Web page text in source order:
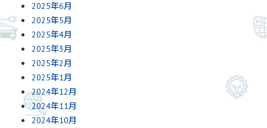
2025年6月
2025年5月
2025年4月
2025年3月
2025年2月
2025年1月
2024年12月
2024年11月
2024年10月